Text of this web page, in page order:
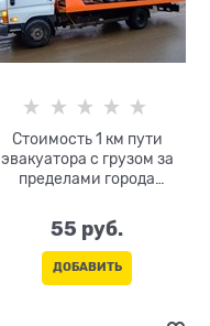
Стоимость 1 км пути
эвакуатора с грузом за
пределами города
только в одну сторону)
55 руб.
ДОБАВИТЬ